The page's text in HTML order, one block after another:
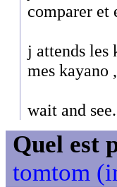
comparer et
j attends les
mes kayano
wait and see.
Quel est
tomtom